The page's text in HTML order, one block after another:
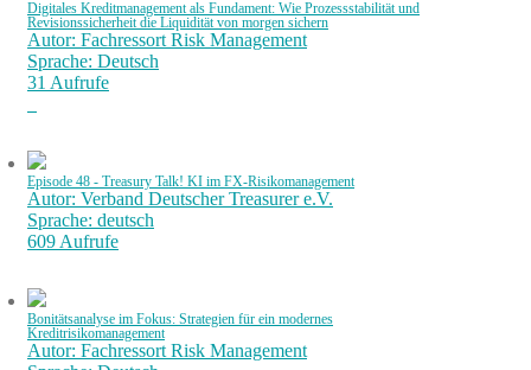
Digitales Kreditmanagement als Fundament: Wie Prozessstabilität und
Revisionssicherheit die Liquidität von morgen sichern
Autor: Fachressort Risk Management
Sprache: Deutsch
31 Aufrufe
Episode 48 - Treasury Talk! KI im FX-Risikomanagement
Autor: Verband Deutscher Treasurer e.V.
Sprache: deutsch
609 Aufrufe
Bonitätsanalyse im Fokus: Strategien für ein modernes
Kreditrisikomanagement
Autor: Fachressort Risk Management